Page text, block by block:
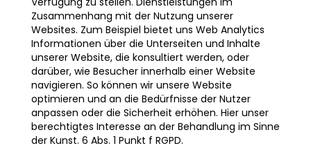
Zusammenhang mit der Nutzung unserer
Websites. Zum Beispiel bietet uns Web Analytics
Informationen über die Unterseiten und Inhalte
unserer Website, die konsultiert werden, oder
darüber, wie Besucher innerhalb einer Website
navigieren. So können wir unsere Website
optimieren und an die Bedürfnisse der Nutzer
anpassen oder die Sicherheit erhöhen. Hier unser
berechtigtes Interesse an der Behandlung im Sinne
der Kunst. 6 Abs. 1 Punkt f RGPD.